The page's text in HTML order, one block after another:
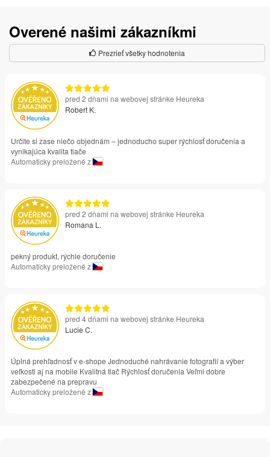
Overené našimi zákazníkmi
Prezrieť všetky hodnotenia
pred 2 dňami na webovej stránke Heureka
Robert K.
Určite si zase niečo objednám – jednoducho super rýchlosť doručenia a
vynikajúca kvalita tlače
Automaticky preložené z
pred 2 dňami na webovej stránke Heureka
Romana L.
pekný produkt, rýchle doručenie
Automaticky preložené z
pred 4 dňami na webovej stránke Heureka
Lucie C.
Úplná prehľadnosť v e-shope Jednoduché nahrávanie fotografií a výber
veľkosti aj na mobile Kvalitná tlač Rýchlosť doručenia Veľmi dobre
zabezpečené na prepravu
Automaticky preložené z